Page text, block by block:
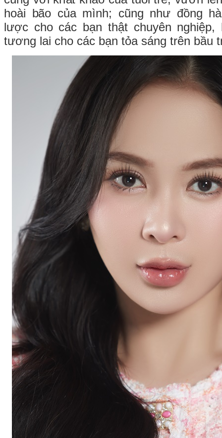
hoài bão của mình; cũng như đồng
lược cho các bạn thật chuyên
tương lai cho các bạn tỏa sáng trên bầu